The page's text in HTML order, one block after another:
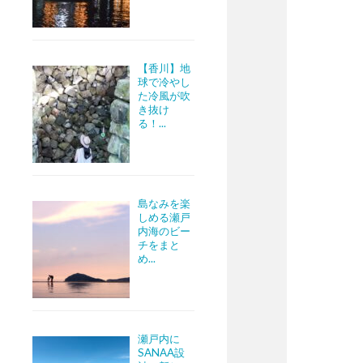
【香川】地
球で冷やし
た冷風が吹
き抜け
る！...
島なみを楽
しめる瀬戸
内海のビー
チをまと
め...
瀬戸内に
SANAA設